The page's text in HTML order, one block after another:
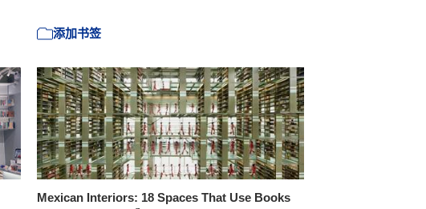
添加书签
Mexican Interiors: 18 Spaces That Use Books